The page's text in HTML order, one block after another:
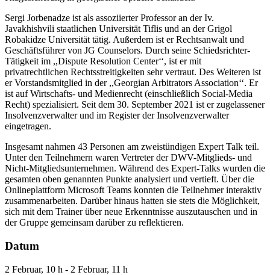
Sergi Jorbenadze ist als assoziierter Professor an der Iv.
Javakhishvili staatlichen Universität Tiflis und an der Grigol
Robakidze Universität tätig. Außerdem ist er Rechtsanwalt und
Geschäftsführer von JG Counselors. Durch seine Schiedsrichter-
Tätigkeit im ,,Dispute Resolution Center‘‘, ist er mit
privatrechtlichen Rechtsstreitigkeiten sehr vertraut. Des Weiteren ist
er Vorstandsmitglied in der ,,Georgian Arbitrators Association‘‘. Er
ist auf Wirtschafts- und Medienrecht (einschließlich Social-Media
Recht) spezialisiert. Seit dem 30. September 2021 ist er zugelassener
Insolvenzverwalter und im Register der Insolvenzverwalter
eingetragen.
Insgesamt nahmen 43 Personen am zweistündigen Expert Talk teil.
Unter den Teilnehmern waren Vertreter der DWV-Mitglieds- und
Nicht-Mitgliedsunternehmen. Während des Expert-Talks wurden die
gesamten oben genannten Punkte analysiert und vertieft. Über die
Onlineplattform Microsoft Teams konnten die Teilnehmer interaktiv
zusammenarbeiten. Darüber hinaus hatten sie stets die Möglichkeit,
sich mit dem Trainer über neue Erkenntnisse auszutauschen und in
der Gruppe gemeinsam darüber zu reflektieren.
Datum
2 Februar, 10 h - 2 Februar, 11 h